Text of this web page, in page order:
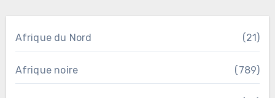
Afrique du Nord (21)
Afrique noire (789)